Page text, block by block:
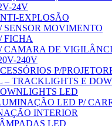
24V
EXPLOSÃO
SENSOR MOVIMENTO
FICHA
CAMARA DE
240V
P/
– TRACKLIGHTS E
LED
LED P/
INTERIOR
LED